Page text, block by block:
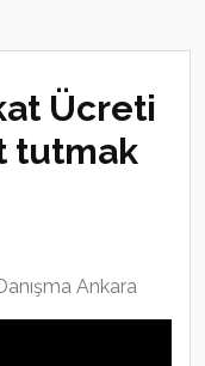
Ücreti
tutmak
Ankara